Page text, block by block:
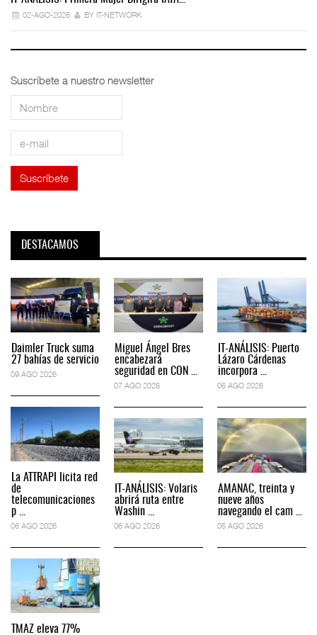
02-AGO-2026 BY IT-NETWORK
Suscríbete a nuestro newsletter
DESTACAMOS
Daimler Truck suma
27 bahías de servicio
09 AGO 2026
La ATTRAPI licita red
de
telecomunicaciones
p ...
06 AGO 2026
TMAZ eleva 77%
Miguel Ángel Bres
encabezará
seguridad en CON ...
07 AGO 2026
IT-ANÁLISIS: Volaris
abrirá ruta entre
Washin ...
06 AGO 2026
IT-ANÁLISIS: Puerto
Lázaro Cárdenas
incorpora ...
06 AGO 2026
AMANAC, treinta y
nueve años
navegando el cam ...
05 AGO 2026